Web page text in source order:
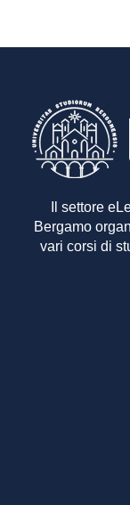
Il settore
Bergamo
vari corsi di